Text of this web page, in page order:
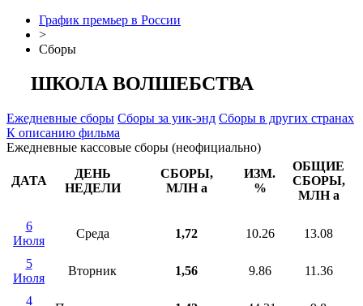
График премьер в России
>
Сборы
ШКОЛА ВОЛШЕБСТВА
Ежедневные сборы Сборы за уик-энд Сборы в других странах
К описанию фильма
Ежедневные кассовые сборы (неофициально)
ДАТА
ДЕНЬ
НЕДЕЛИ
СБОРЫ,
МЛНa
ИЗМ.
%
ОБЩИЕ
СБОРЫ,
МЛНa
6
Июля
Среда 1,72 10.26 13.08
5
Июля
Вторник 1,56 9.86 11.36
4